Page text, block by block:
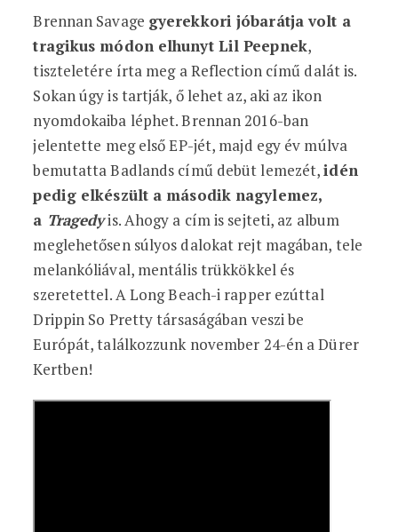
Brennan Savage gyerekkori jóbarátja volt a
tragikus módon elhunyt Lil Peepnek,
tiszteletére írta meg a Reflection című dalát is.
Sokan úgy is tartják, ő lehet az, aki az ikon
nyomdokaiba léphet. Brennan 2016-ban
jelentette meg első EP-jét, majd egy év múlva
bemutatta Badlands című debüt lemezét,idén
pedig elkészült a második nagylemez,
a Tragedyis. Ahogy a cím is sejteti, az album
meglehetősen súlyos dalokat rejt magában, tele
melankóliával, mentális trükkökkel és
szeretettel. A Long Beach-i rapper ezúttal
Drippin So Pretty társaságában veszi be
Európát, találkozzunk november 24-én a Dürer
Kertben!